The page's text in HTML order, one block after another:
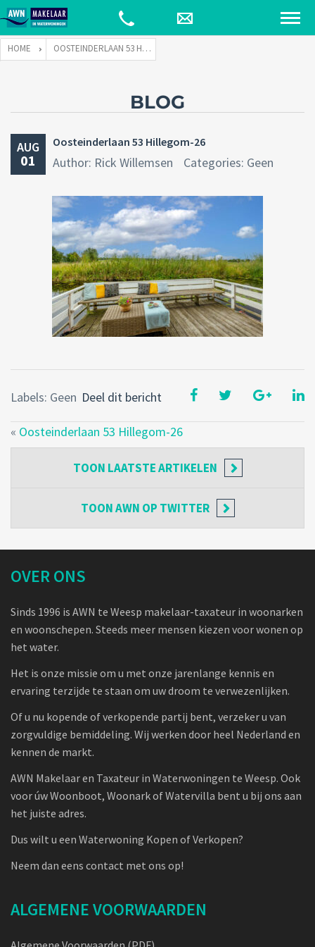
HOME OOSTEINDERLAAN 53 HILLEGOM-26
BLOG
AUG
01
Oosteinderlaan 53 Hillegom-26
Author: Rick Willemsen Categories: Geen
Deel dit bericht
Labels: Geen
« Oosteinderlaan 53 Hillegom-26
TOON LAATSTE ARTIKELEN
TOONAWN OP TWITTER
OVER ONS
Sinds 1996 is AWN te Weesp makelaar-taxateur in woonarken
en woonschepen. Steeds meer mensen kiezen voor wonen op
het water.
Het is onze missie om u met onze jarenlange kennis en
ervaring terzijde te staan om uw droom te verwezenlijken.
Of u nu kopende of verkopende partij bent, verzeker u van
zorgvuldige bemiddeling. Wij werken door heel Nederland en
kennen de markt.
AWN Makelaar en Taxateur in Waterwoningen te Weesp. Ook
voor úw Woonboot, Woonark of Watervilla bent u bij ons aan
het juiste adres.
Dus wilt u een Waterwoning Kopen of Verkopen?
Neem dan eens contact met ons op!
ALGEMENE VOORWAARDEN